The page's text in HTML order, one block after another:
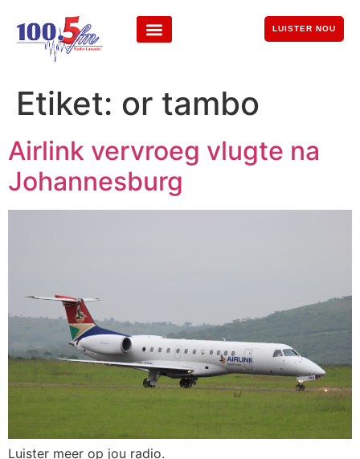
LUISTER NOU
Etiket: or tambo
Airlink vervroeg vlugte na
Johannesburg
Luister meer op jou radio.